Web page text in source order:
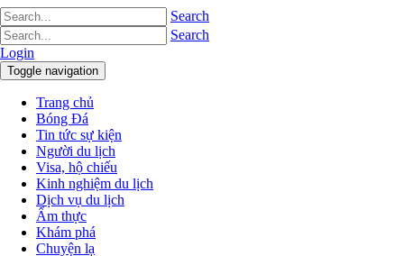
Search
Search
Login
Toggle navigation
Trang chủ
Bóng Đá
Tin tức sự kiện
Người du lịch
Visa, hộ chiếu
Kinh nghiệm du lịch
Dịch vụ du lịch
Ẩm thực
Khám phá
Chuyện lạ